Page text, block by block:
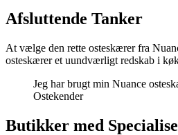
Afsluttende Tanker
At vælge den rette osteskærer fra
osteskærer et uundværligt redskab i
Jeg har brugt min Nuance
Ostekender
Butikker med